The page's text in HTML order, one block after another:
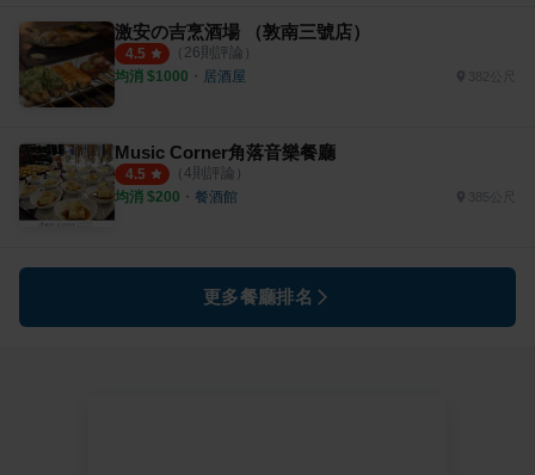
激安の吉烹酒場 （敦南三號店）
4.5 （ 26則評論）
均消 $1000 ・ 居酒屋 382公尺
Music Corner角落音樂餐廳
4.5 （ 4則評論）
均消 $200 ・ 餐酒館 385公尺
更多餐廳排名